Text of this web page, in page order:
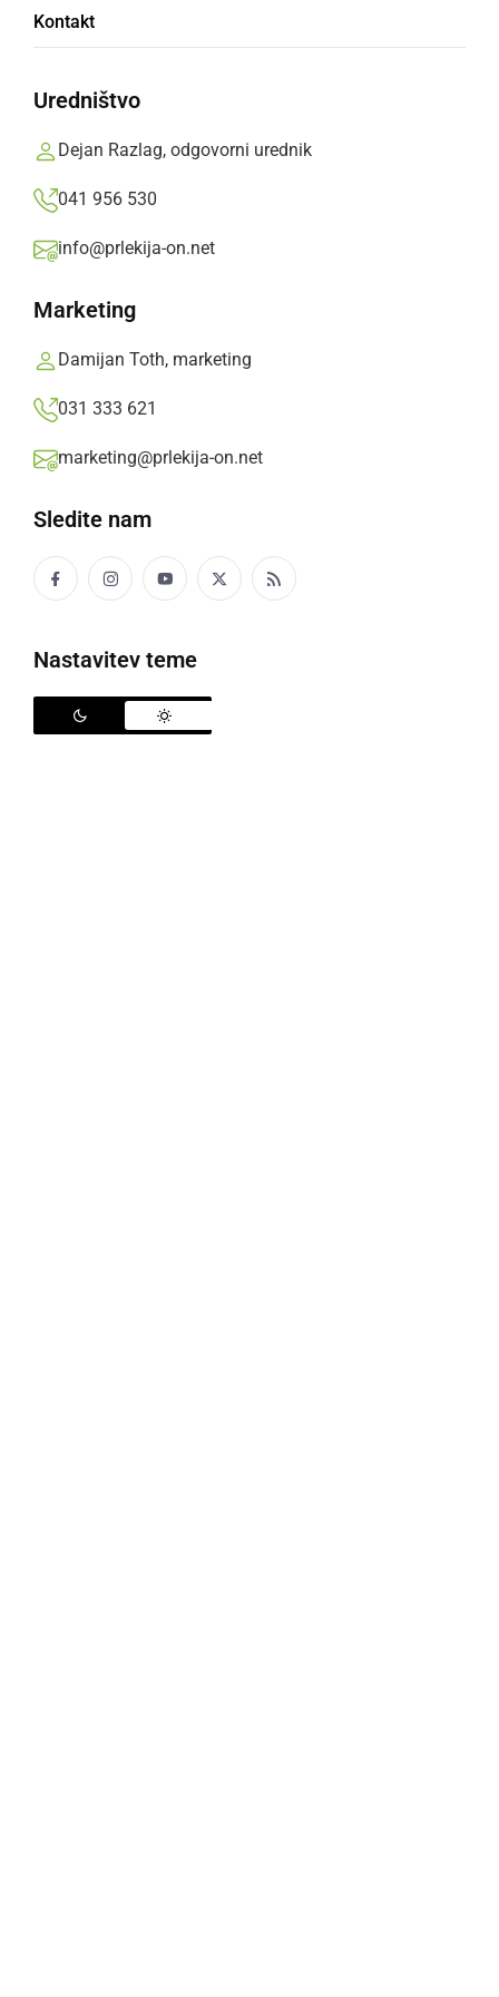
Kontakt
Uredništvo
Dejan Razlag, odgovorni urednik
041 956 530
info@prlekija-on.net
Marketing
Damijan Toth, marketing
031 333 621
marketing@prlekija-on.net
Sledite nam
Nastavitev teme
Za 38-letnika naj bi bila usodna podhladitev